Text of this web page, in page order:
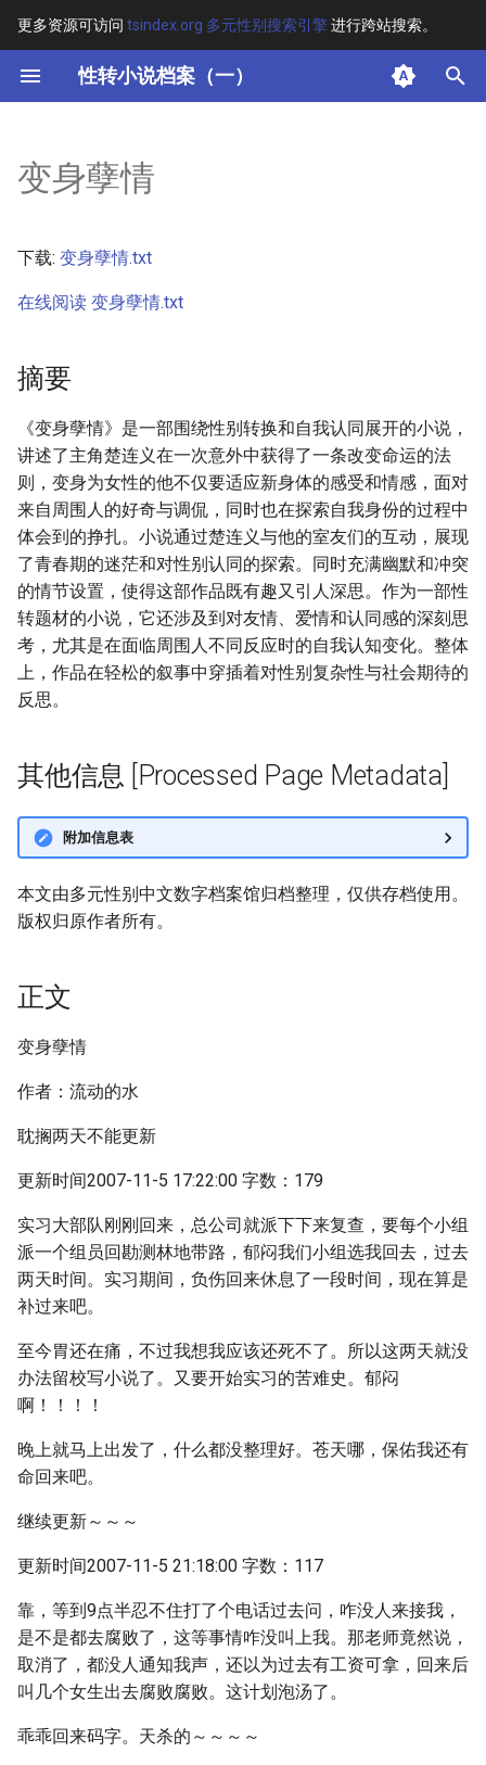
更多资源可访问 tsindex.org 多元性别搜索引擎进行跨站搜索。
性转小说档案（一）
键
开
搜
索
其他信息 [Processed Page
变身孽情
下载: 变身孽情.txt
在线阅读 变身孽情.txt
摘要
《变身孽情》是一部围绕性别转换和自我认同展开的小说，
讲述了主角楚连义在一次意外中获得了一条改变命运的法
则，变身为女性的他不仅要适应新身体的感受和情感，面对
来自周围人的好奇与调侃，同时也在探索自我身份的过程中
体会到的挣扎。小说通过楚连义与他的室友们的互动，展现
了青春期的迷茫和对性别认同的探索。同时充满幽默和冲突
的情节设置，使得这部作品既有趣又引人深思。作为一部性
转题材的小说，它还涉及到对友情、爱情和认同感的深刻思
考，尤其是在面临周围人不同反应时的自我认知变化。整体
上，作品在轻松的叙事中穿插着对性别复杂性与社会期待的
反思。
其他信息 [Processed Page Metadata]
附加信息表
本文由多元性别中文数字档案馆归档整理，仅供存档使用。
版权归原作者所有。
正文
变身孽情
作者：流动的水
耽搁两天不能更新
更新时间2007-11-5 17:22:00 字数：179
实习大部队刚刚回来，总公司就派下下来复查，要每个小组
派一个组员回勘测林地带路，郁闷我们小组选我回去，过去
两天时间。实习期间，负伤回来休息了一段时间，现在算是
补过来吧。
至今胃还在痛，不过我想我应该还死不了。所以这两天就没
办法留校写小说了。又要开始实习的苦难史。郁闷
啊！！！！
晚上就马上出发了，什么都没整理好。苍天哪，保佑我还有
命回来吧。
继续更新～～～
更新时间2007-11-5 21:18:00 字数：117
靠，等到9点半忍不住打了个电话过去问，咋没人来接我，
是不是都去腐败了，这等事情咋没叫上我。那老师竟然说，
取消了，都没人通知我声，还以为过去有工资可拿，回来后
叫几个女生出去腐败腐败。这计划泡汤了。
乖乖回来码字。天杀的～～～～